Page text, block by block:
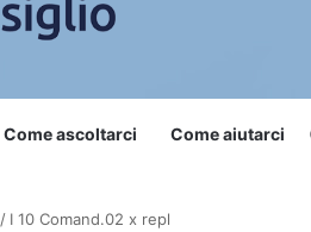
Come ascoltarci Come aiutarci
/ I 10 Comand.02 x repl